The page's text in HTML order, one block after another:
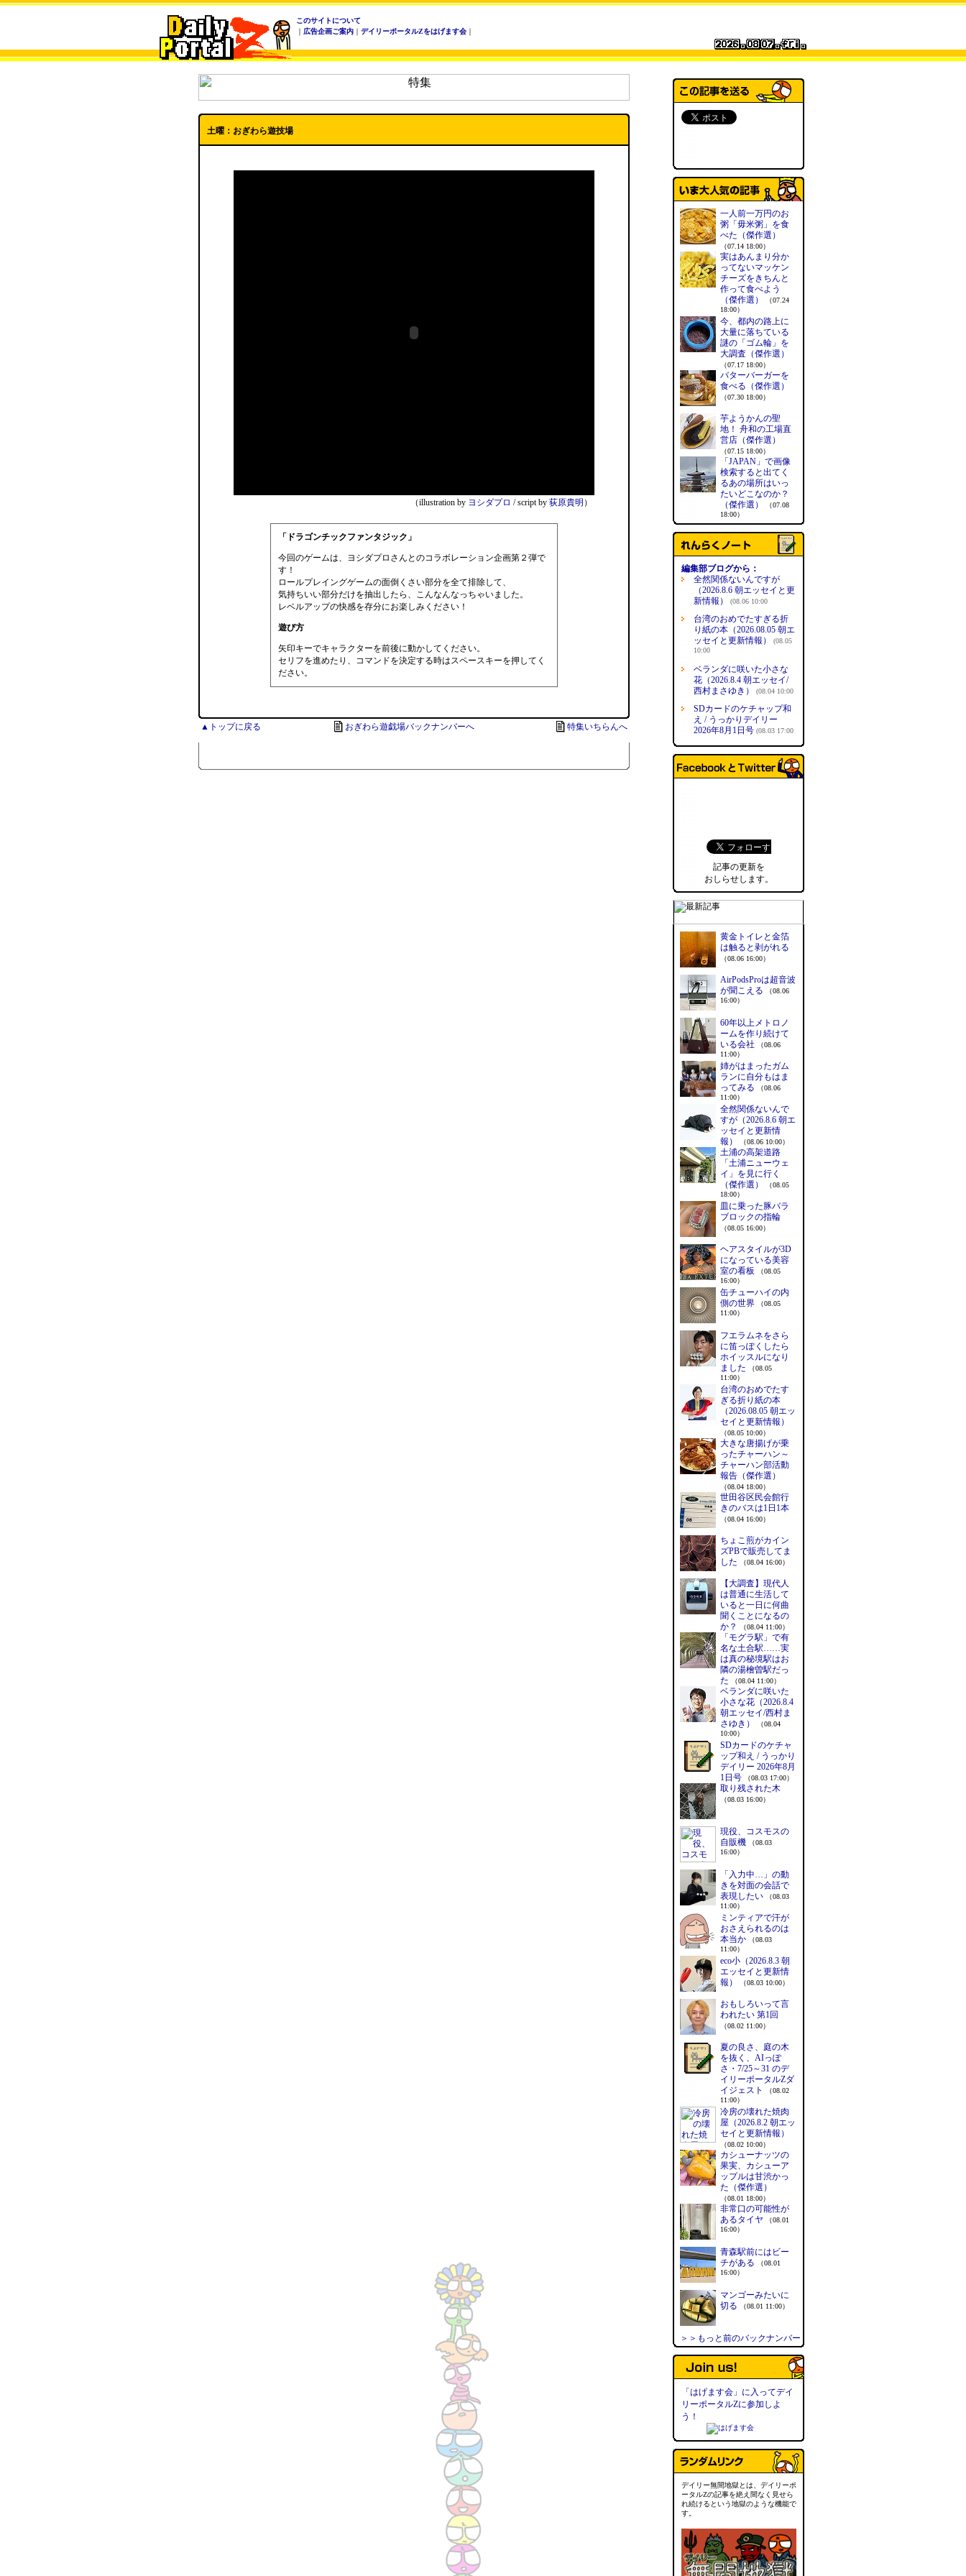
このサイトについて
｜ 広告企画ご案内 ｜ デイリーポータルZをはげます会 ｜
土曜：おぎわら遊技場
（illustration by ヨシダプロ / script by 荻原貴明 ）
「ドラゴンチックファンタジック」
今回のゲームは、ヨシダプロさんとのコラボレーション企画第２弾で
す！
ロールプレイングゲームの面倒くさい部分を全て排除して、
気持ちいい部分だけを抽出したら、こんなんなっちゃいました。
レベルアップの快感を存分にお楽しみください！
遊び方
矢印キーでキャラクターを前後に動かしてください。
セリフを進めたり、コマンドを決定する時はスペースキーを押してく
ださい。
▲トップに戻る おぎわら遊戯場バックナンバーへ 特集いちらんへ
一人前一万円のお
粥「毋米粥」を食
べた（傑作選）
（07.14 18:00）
実はあんまり分か
ってないマッケン
チーズをきちんと
作って食べよう
（傑作選）
（07.24
18:00）
今、都内の路上に
大量に落ちている
謎の「ゴム輪」を
大調査（傑作選）
（07.17 18:00）
バターバーガーを
食べる（傑作選）
（07.30 18:00）
芋ようかんの聖
地！ 舟和の工場直
営店（傑作選）
（07.15 18:00）
「JAPAN」で画像
検索すると出てく
るあの場所はいっ
たいどこなのか？
（傑作選）
（07.08
18:00）
編集部ブログから：
全然関係ないんですが
（2026.8.6 朝エッセイと更
新情報）
(08.06 10:00
台湾のおめでたすぎる折
り紙の本（2026.08.05 朝エ
ッセイと更新情報）
(08.05
10:00
ベランダに咲いた小さな
花（2026.8.4 朝エッセイ/
西村まさゆき）
(08.04 10:00
SDカードのケチャップ和
え / うっかりデイリー
2026年8月1日号 (08.03 17:00
記事の更新を
おしらせします。
黄金トイレと金箔
は触ると剥がれる
（08.06 16:00）
AirPodsProは超音波
が聞こえる
（08.06
16:00）
60年以上メトロノ
ームを作り続けて
いる会社
（08.06
11:00）
姉がはまったガム
ランに自分もはま
ってみる
（08.06
11:00）
全然関係ないんで
すが（2026.8.6 朝エ
ッセイと更新情
報）
（08.06 10:00）
土浦の高架道路
「土浦ニューウェ
イ」を見に行く
（傑作選）
（08.05
18:00）
皿に乗った豚バラ
ブロックの指輪
（08.05 16:00）
ヘアスタイルが3D
になっている美容
室の看板
（08.05
16:00）
缶チューハイの内
側の世界
（08.05
11:00）
フエラムネをさら
に笛っぽくしたら
ホイッスルになり
ました
（08.05
11:00）
台湾のおめでたす
ぎる折り紙の本
（2026.08.05 朝エッ
セイと更新情報）
（08.05 10:00）
大きな唐揚げが乗
ったチャーハン～
チャーハン部活動
報告（傑作選）
（08.04 18:00）
世田谷区民会館行
きのバスは1日1本
（08.04 16:00）
ちょこ煎がカイン
ズPBで販売してま
した
（08.04 16:00）
【大調査】現代人
は普通に生活して
いると一日に何曲
聞くことになるの
か？
（08.04 11:00）
「モグラ駅」で有
名な土合駅……実
は真の秘境駅はお
隣の湯檜曽駅だっ
た
（08.04 11:00）
ベランダに咲いた
小さな花（2026.8.4
朝エッセイ/西村ま
さゆき）
（08.04
10:00）
SDカードのケチャ
ップ和え / うっかり
デイリー 2026年8月
1日号
（08.03 17:00）
取り残された木
（08.03 16:00）
現役、コスモスの
自販機
（08.03
16:00）
「入力中…」の動
きを対面の会話で
表現したい
（08.03
11:00）
ミンティアで汗が
おさえられるのは
本当か
（08.03
11:00）
eco小（2026.8.3 朝
エッセイと更新情
報）
（08.03 10:00）
おもしろいって言
われたい 第1回
（08.02 11:00）
夏の良さ、庭の木
を抜く、AIっぽ
さ・7/25～31 のデ
イリーポータルZダ
イジェスト
（08.02
11:00）
冷房の壊れた焼肉
屋（2026.8.2 朝エッ
セイと更新情報）
（08.02 10:00）
カシューナッツの
果実、カシューア
ップルは甘渋かっ
た（傑作選）
（08.01 18:00）
非常口の可能性が
あるタイヤ
（08.01
16:00）
青森駅前にはビー
チがある
（08.01
16:00）
マンゴーみたいに
切る
（08.01 11:00）
＞＞もっと前のバックナンバー
「はげます会」に入ってデイ
リーポータルZに参加しよ
う！
デイリー無間地獄とは、デイリーポ
ータルZの記事を絶え間なく見せら
れ続けるという地獄のような機能で
す。